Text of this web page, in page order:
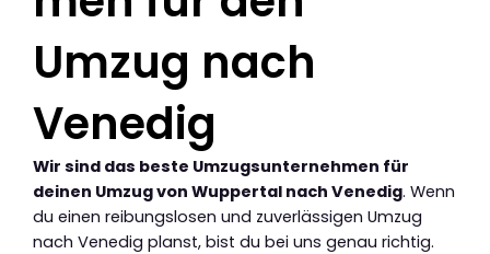
Umzug nach
Venedig
Wir sind das beste Umzugsunternehmen für
deinen Umzug von Wuppertal nach Venedig. Wenn
du einen reibungslosen und zuverlässigen Umzug
nach Venedig planst, bist du bei uns genau richtig.